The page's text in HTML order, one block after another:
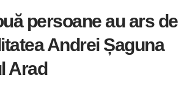
persoane au ars de
Andrei Șaguna
Arad